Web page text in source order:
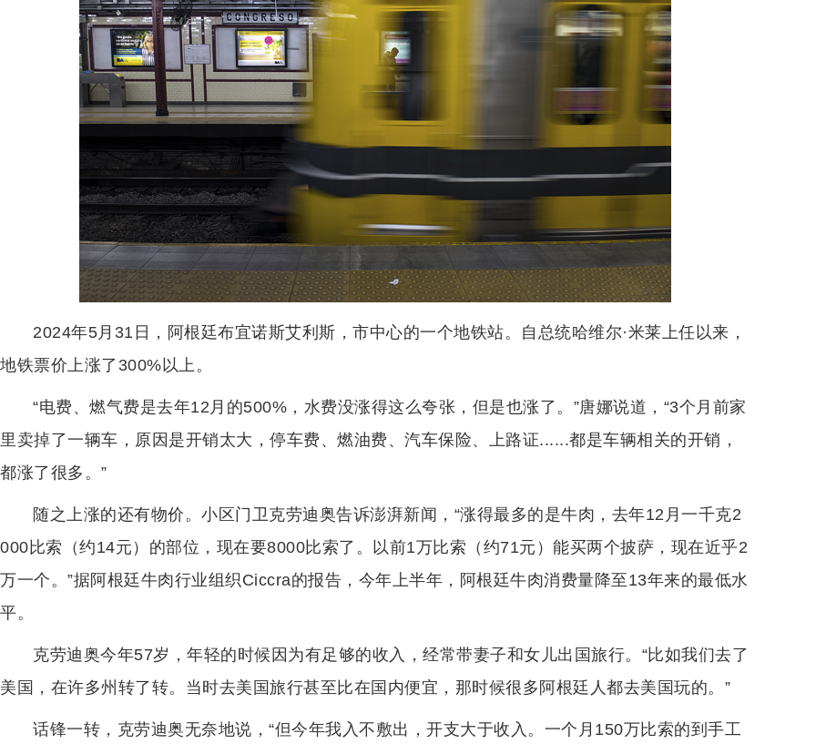
2024年5月31日，阿根廷布宜诺斯艾利斯，市中心的一个地铁站。自总统哈维尔·米莱上任以来，
地铁票价上涨了300%以上。
“电费、燃气费是去年12月的500%，水费没涨得这么夸张，但是也涨了。”唐娜说道，“3个月前家
里卖掉了一辆车，原因是开销太大，停车费、燃油费、汽车保险、上路证......都是车辆相关的开销，
都涨了很多。”
随之上涨的还有物价。小区门卫克劳迪奥告诉澎湃新闻，“涨得最多的是牛肉，去年12月一千克2
000比索（约14元）的部位，现在要8000比索了。以前1万比索（约71元）能买两个披萨，现在近乎2
万一个。”据阿根廷牛肉行业组织Ciccra的报告，今年上半年，阿根廷牛肉消费量降至13年来的最低水
平。
克劳迪奥今年57岁，年轻的时候因为有足够的收入，经常带妻子和女儿出国旅行。“比如我们去了
美国，在许多州转了转。当时去美国旅行甚至比在国内便宜，那时候很多阿根廷人都去美国玩的。”
话锋一转，克劳迪奥无奈地说，“但今年我入不敷出，开支大于收入。一个月150万比索的到手工